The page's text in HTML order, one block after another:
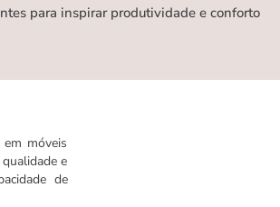
para inspirar produtividade e conforto
móveis
e
de